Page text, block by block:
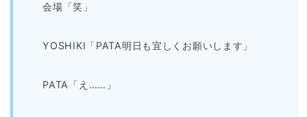
会場「笑」
YOSHIKI「PATA明日も宜しくお願いします」
PATA「え……」